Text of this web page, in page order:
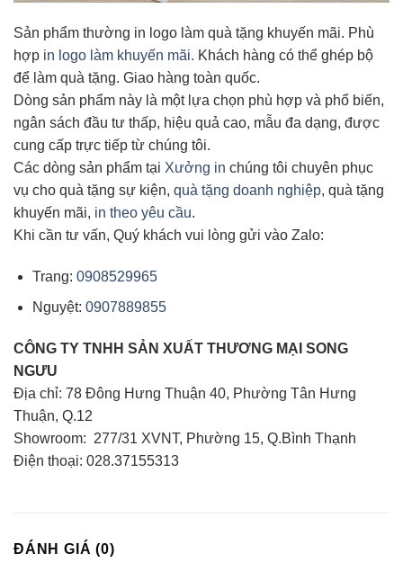
Sản phẩm thường in logo làm quà tặng khuyến mãi. Phù
hợp in logo làm khuyến mãi. Khách hàng có thể ghép bộ
để làm quà tặng. Giao hàng toàn quốc.
Dòng sản phẩm này là một lựa chọn phù hợp và phổ biến,
ngân sách đầu tư thấp, hiệu quả cao, mẫu đa dạng, được
cung cấp trực tiếp từ chúng tôi.
Các dòng sản phẩm tại Xưởng in chúng tôi chuyên phục
vụ cho quà tặng sự kiện, quà tặng doanh nghiệp, quà tặng
khuyến mãi, in theo yêu cầu.
Khi cần tư vấn, Quý khách vui lòng gửi vào Zalo:
Trang: 0908529965
Nguyệt: 0907889855
CÔNG TY TNHH SẢN XUẤT THƯƠNG MẠI SONG
NGƯU
Địa chỉ: 78 Đông Hưng Thuận 40, Phường Tân Hưng
Thuận, Q.12
Showroom: 277/31 XVNT, Phường 15, Q.Bình Thạnh
Điện thoại: 028.37155313
ĐÁNH GIÁ (0)